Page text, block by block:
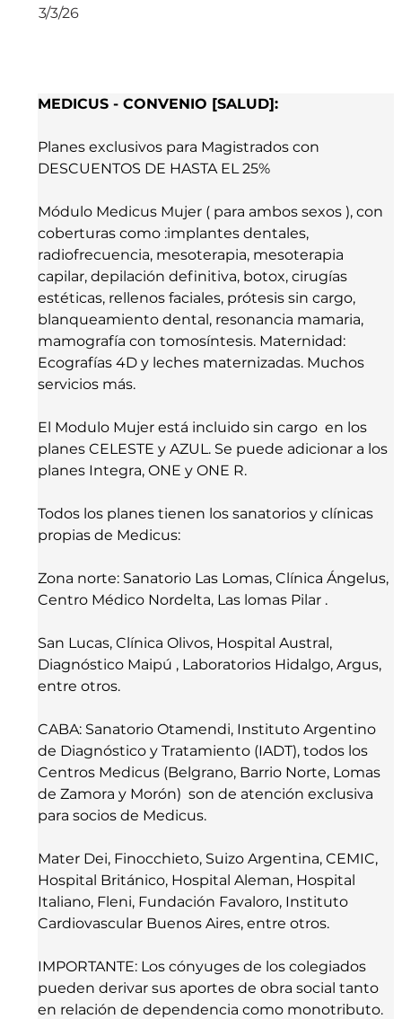
3/3/26
MEDICUS - CONVENIO [SALUD]:
Planes exclusivos para Magistrados con
DESCUENTOS DE HASTA EL 25%
Módulo Medicus Mujer ( para ambos sexos ), con
coberturas como :implantes dentales,
radiofrecuencia, mesoterapia, mesoterapia
capilar, depilación definitiva, botox, cirugías
estéticas, rellenos faciales, prótesis sin cargo,
blanqueamiento dental, resonancia mamaria,
mamografía con tomosíntesis. Maternidad:
Ecografías 4D y leches maternizadas. Muchos
servicios más.
El Modulo Mujer está incluido sin cargo  en los
planes CELESTE y AZUL. Se puede adicionar a los
planes Integra, ONE y ONE R.
Todos los planes tienen los sanatorios y clínicas
propias de Medicus:
Zona norte: Sanatorio Las Lomas, Clínica Ángelus,
Centro Médico Nordelta, Las lomas Pilar .
San Lucas, Clínica Olivos, Hospital Austral,
Diagnóstico Maipú , Laboratorios Hidalgo, Argus,
entre otros.
CABA: Sanatorio Otamendi, Instituto Argentino
de Diagnóstico y Tratamiento (IADT), todos los
Centros Medicus (Belgrano, Barrio Norte, Lomas
de Zamora y Morón)  son de atención exclusiva
para socios de Medicus.
Mater Dei, Finocchieto, Suizo Argentina, CEMIC,
Hospital Británico, Hospital Aleman, Hospital
Italiano, Fleni, Fundación Favaloro, Instituto
Cardiovascular Buenos Aires, entre otros.
IMPORTANTE: Los cónyuges de los colegiados
pueden derivar sus aportes de obra social tanto
en relación de dependencia como monotributo.